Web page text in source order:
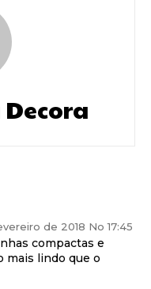
de 2018 No 17:45
compactas e
mais lindo que o